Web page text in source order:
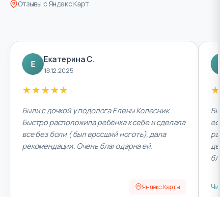
Отзывы с Яндекс.Карт
Е Екатерина С.
18.12.2025
★★★★★
Были с дочкой у подолога Елены Колесник.
Быстро расположила ребёнка к себе и сделала
все без боли ( был вросший ноготь), дала
рекомендации. Очень благодарна ей.
Яндекс.Карты
★